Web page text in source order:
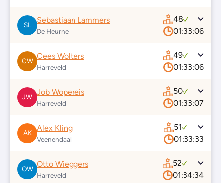
SL
Sebastiaan Lammers
De Heurne
48
01:33:06
CW
Cees Wolters
Harreveld
49
01:33:06
JW
Job Wopereis
Harreveld
50
01:33:07
AK
Alex Kling
Veenendaal
51
01:33:33
OW
Otto Wieggers
Harreveld
52
01:34:34